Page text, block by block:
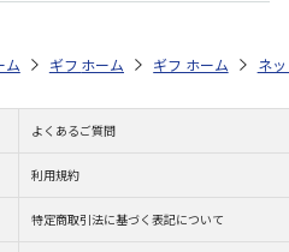
返し 法要・香典返し 選べるギフ
内祝い・お返し 法要・香典返し
ム ギフト通販 お祝い・贈りもの
ホーム ギフト通販 お
ホーム ネ
よくあるご質問
利用規約
特定商取引法に基づく表記について